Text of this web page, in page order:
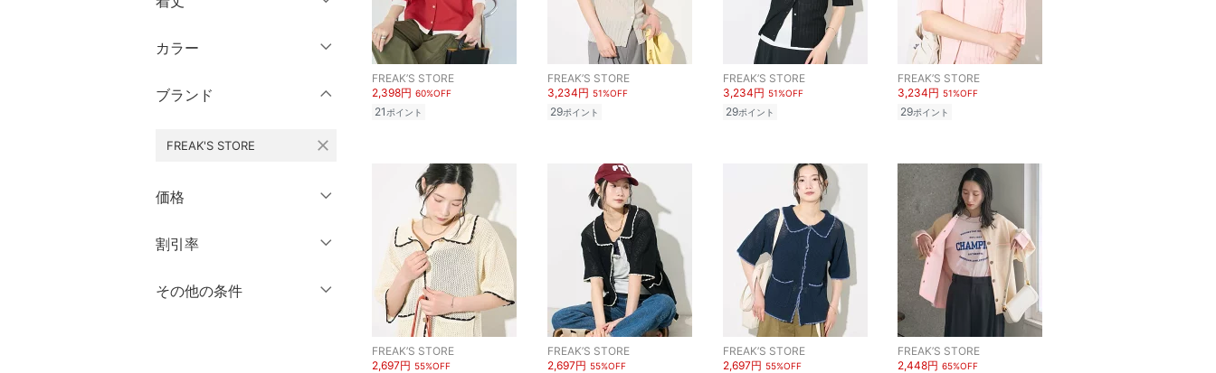
スカート
オールインワン・オーバ
バッグ
シューズ・靴
インナー・ルームウェア
靴下・レッグウェア
M
XL
ノースリーブ
半袖
長袖
クリア 絞り込み
ショート丈
ミドル丈
カラー
クリア
ブランド
FREAK'S STORE close
価格
絞り込み
割引率
％OFF～ ％OFF
その他の条件
FREAK’S STORE
2,398円 60%OFF
21 ポイント
FREAK’S STORE
3,234円 51%OFF
29ポイント
FREAK’S STORE
3,234円 51%OFF
29ポイント
FREAK’S STORE
3,234円 51%OFF
29ポイント
FREAK’S STORE
2,697円 55%OFF
FREAK’S STORE
2,697円 55%OFF
FREAK’S STORE
2,697円 55%OFF
FREAK’S STORE
2,448円 65%OFF